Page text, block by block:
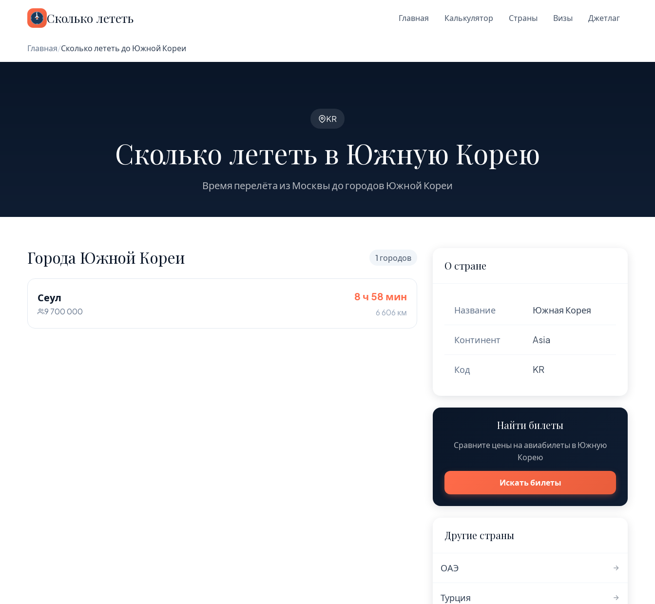
Сколько лететь Главная Калькулятор Страны Визы Джетлаг
Главная/Сколько лететь до Южной Кореи
KR
Сколько лететь в Южную Корею
Время перелёта из Москвы до городов Южной Кореи
Города Южной Кореи 1 городов
Сеул
9 700 000
8 ч 58 мин
6 606 км
О стране
Название Южная Корея
Континент Asia
Код KR
Найти билеты
Сравните цены на авиабилеты в Южную
Корею
Искать билеты
Другие страны
ОАЭ
Турция